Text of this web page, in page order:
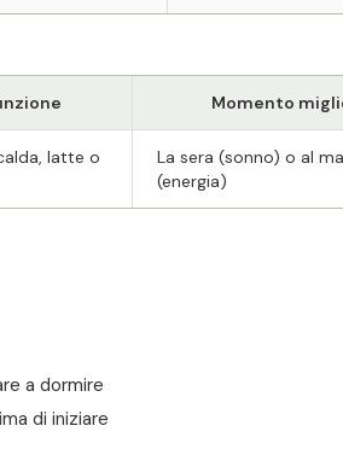
Momento
latte o
La sera (sonno) o al
(energia)
a dormire
di iniziare